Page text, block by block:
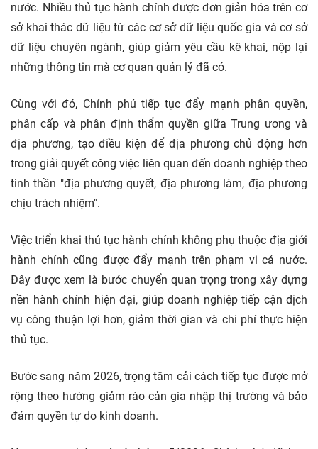
nước. Nhiều thủ tục hành chính được đơn giản hóa trên cơ
sở khai thác dữ liệu từ các cơ sở dữ liệu quốc gia và cơ sở
dữ liệu chuyên ngành, giúp giảm yêu cầu kê khai, nộp lại
những thông tin mà cơ quan quản lý đã có.
Cùng với đó, Chính phủ tiếp tục đẩy mạnh phân quyền,
phân cấp và phân định thẩm quyền giữa Trung ương và
địa phương, tạo điều kiện để địa phương chủ động hơn
trong giải quyết công việc liên quan đến doanh nghiệp theo
tinh thần "địa phương quyết, địa phương làm, địa phương
chịu trách nhiệm".
Việc triển khai thủ tục hành chính không phụ thuộc địa giới
hành chính cũng được đẩy mạnh trên phạm vi cả nước.
Đây được xem là bước chuyển quan trọng trong xây dựng
nền hành chính hiện đại, giúp doanh nghiệp tiếp cận dịch
vụ công thuận lợi hơn, giảm thời gian và chi phí thực hiện
thủ tục.
Bước sang năm 2026, trọng tâm cải cách tiếp tục được mở
rộng theo hướng giảm rào cản gia nhập thị trường và bảo
đảm quyền tự do kinh doanh.